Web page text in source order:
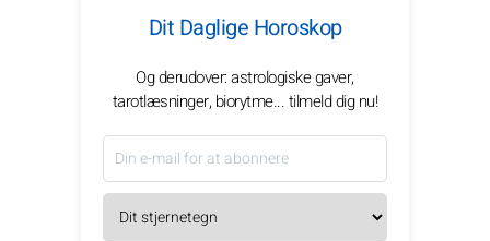
Dit Daglige Horoskop
Og derudover: astrologiske gaver,
tarotlæsninger, biorytme... tilmeld dig nu!